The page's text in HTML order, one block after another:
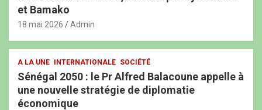
et Bamako
18 mai 2026 Admin
A LA UNE INTERNATIONALE SOCIÉTÉ
Sénégal 2050 : le Pr Alfred Balacoune appelle à
une nouvelle stratégie de diplomatie
économique